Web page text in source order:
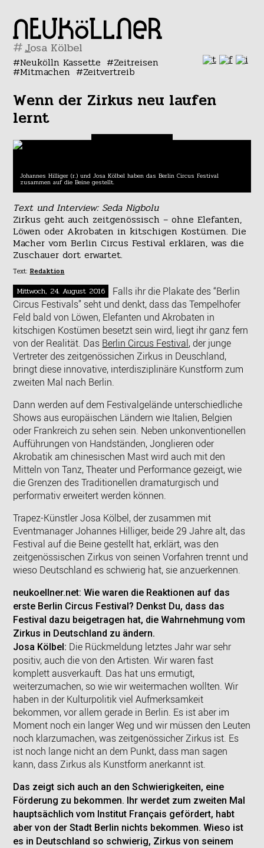
#
Neukölln Kassette Zeitreisen
Mitmachen Zeitvertreib
Wenn der Zirkus neu laufen
lernt
Johannes Hilliger (r.) und Josa Kölbel haben das Berlin Circus Festival
zusammen auf die Beine gestellt.
Text und Interview: Seda Nigbolu
Zirkus geht auch zeitgenössisch – ohne Elefanten,
Löwen oder Akrobaten in kitschigen Kostümen. Die
Macher vom Berlin Circus Festival erklären, was die
Zuschauer dort erwartet.
Text: Redaktion
Mittwoch, 24. August 2016
Falls ihr die Plakate des “Berlin
Circus Festivals” seht und denkt, dass das Tempelhofer
Feld bald von Löwen, Elefanten und Akrobaten in
kitschigen Kostümen besetzt sein wird, liegt ihr ganz fern
von der Realität. Das Berlin Circus Festival, der junge
Vertreter des zeitgenössichen Zirkus in Deuschland,
bringt diese innovative, interdisziplinäre Kunstform zum
zweiten Mal nach Berlin.
Dann werden auf dem Festivalgelände unterschiedliche
Shows aus europäischen Ländern wie Italien, Belgien
oder Frankreich zu sehen sein. Neben unkonventionellen
Aufführungen von Handständen, Jonglieren oder
Akrobatik am chinesischen Mast wird auch mit den
Mitteln von Tanz, Theater und Performance gezeigt, wie
die Grenzen des Traditionellen dramaturgisch und
performativ erweitert werden können.
Trapez-Künstler Josa Kölbel, der zusammen mit
Eventmanager Johannes Hilliger, beide 29 Jahre alt, das
Festival auf die Beine gestellt hat, erklärt, was den
zeitgenössischen Zirkus von seinen Vorfahren trennt und
wieso Deutschland es schwierig hat, sie anzuerkennen.
neukoellner.net: Wie waren die Reaktionen auf das
erste Berlin Circus Festival? Denkst Du, dass das
Festival dazu beigetragen hat, die Wahrnehmung vom
Zirkus in Deutschland zu ändern.
Josa Kölbel: Die Rückmeldung letztes Jahr war sehr
positiv, auch die von den Artisten. Wir waren fast
komplett ausverkauft. Das hat uns ermutigt,
weiterzumachen, so wie wir weitermachen wollten. Wir
haben in der Kulturpolitik viel Aufmerksamkeit
bekommen, vor allem gerade in Berlin. Es ist aber im
Moment noch ein langer Weg und wir müssen den Leuten
noch klarzumachen, was zeitgenössicher Zirkus ist. Es
ist noch lange nicht an dem Punkt, dass man sagen
kann, dass Zirkus als Kunstform anerkannt ist.
Das zeigt sich auch an den Schwierigkeiten, eine
Förderung zu bekommen. Ihr werdet zum zweiten Mal
hauptsächlich vom Institut Français gefördert, habt
aber von der Stadt Berlin nichts bekommen. Wieso ist
es in Deutschland so schwierig, Zirkus von seinem